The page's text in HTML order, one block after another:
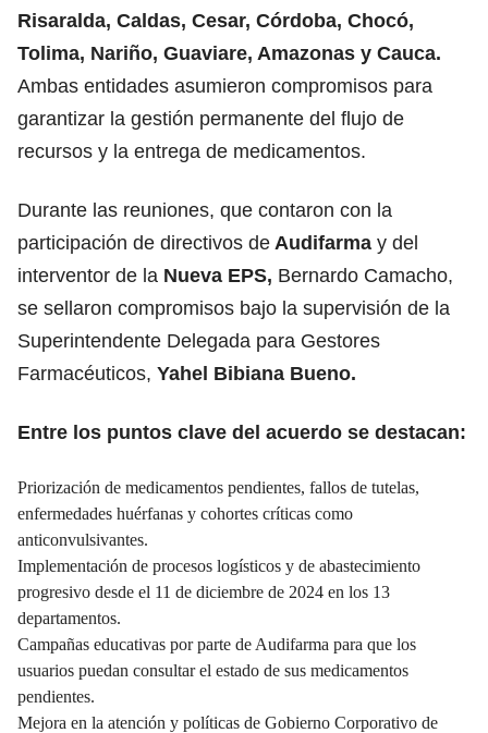
Risaralda, Caldas, Cesar, Córdoba, Chocó,
Tolima, Nariño, Guaviare, Amazonas y Cauca.
Ambas entidades asumieron compromisos para
garantizar la gestión permanente del flujo de
recursos y la entrega de medicamentos.
Durante las reuniones, que contaron con la
participación de directivos de Audifarma y del
interventor de la Nueva EPS, Bernardo Camacho,
se sellaron compromisos bajo la supervisión de la
Superintendente Delegada para Gestores
Farmacéuticos, Yahel Bibiana Bueno.
Entre los puntos clave del acuerdo se destacan:
Priorización de medicamentos pendientes, fallos de tutelas,
enfermedades huérfanas y cohortes críticas como
anticonvulsivantes.
Implementación de procesos logísticos y de abastecimiento
progresivo desde el 11 de diciembre de 2024 en los 13
departamentos.
Campañas educativas por parte de Audifarma para que los
usuarios puedan consultar el estado de sus medicamentos
pendientes.
Mejora en la atención y políticas de Gobierno Corporativo de